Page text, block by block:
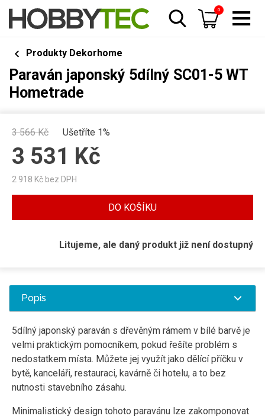
0
Produkty Dekorhome
Paraván japonský 5dílný SC01-5 WT
Hometrade
3 566Kč Ušetříte 1%
3 531 Kč
2 918 Kč bez DPH
DO KOŠÍKU
Litujeme, ale daný produkt již není dostupný
Popis
5dílný japonský paraván s dřevěným rámem v bílé barvě je
velmi praktickým pomocníkem, pokud řešíte problém s
nedostatkem místa. Můžete jej využít jako dělící příčku v
bytě, kanceláři, restauraci, kavárně či hotelu, a to bez
nutnosti stavebního zásahu.
Minimalistický design tohoto paravánu lze zakomponovat